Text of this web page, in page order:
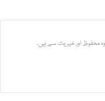
محفوظ اور خیریت سے ہیں،